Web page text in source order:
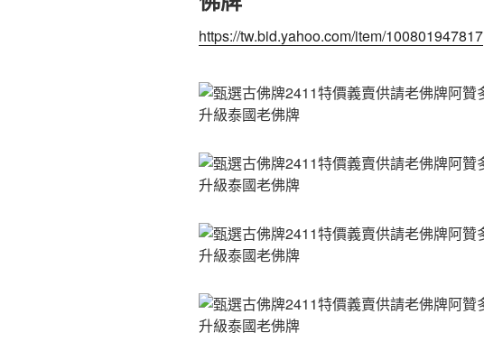
https://tw.bid.yahoo.com/item/100801947817